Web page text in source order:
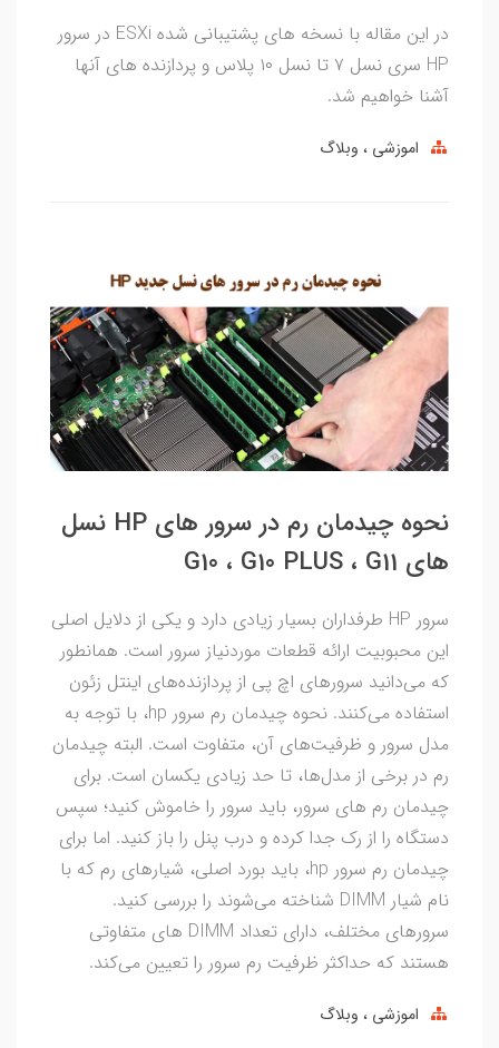
در این مقاله با نسخه های پشتیبانی شده ESXi در سرور
HP سری نسل ۷ تا نسل ۱۰ پلاس و پردازنده های آنها
آشنا خواهیم شد.
اموزشی وبلاگ
نحوه چیدمان رم در سرور های HP نسل
های G10 ، G10 PLUS ، G11
سرور HP طرفداران بسیار زیادی دارد و یکی از دلایل اصلی
این محبوبیت ارائه قطعات موردنیاز سرور است. همانطور
که می‌دانید سرورهای اچ پی از پردازنده‌های اینتل زئون
استفاده می‌کنند. نحوه چیدمان رم سرور hp، با توجه به
مدل سرور و ظرفیت‌های آن، متفاوت است. البته چیدمان
رم در برخی از مدل‌ها، تا حد زیادی یکسان است. برای
چیدمان رم های سرور، باید سرور را خاموش کنید؛ سپس
دستگاه را از رک جدا کرده و درب پنل را باز کنید. اما برای
چیدمان رم سرور hp، باید بورد اصلی، شیارهای رم که با
نام شیار DIMM شناخته می‌شوند را بررسی کنید.
سرورهای مختلف، دارای تعداد DIMM های متفاوتی
هستند که حداکثر ظرفیت رم سرور را تعیین می‌کند.
اموزشی وبلاگ